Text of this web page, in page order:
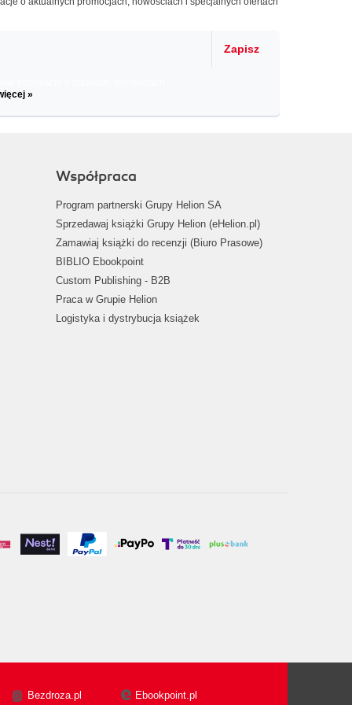
Zapisz
»
Współpraca
Program partnerski Grupy Helion SA
Sprzedawaj książki Grupy Helion (eHelion.pl)
Zamawiaj książki do recenzji (Biuro Prasowe)
BIBLIO Ebookpoint
Custom Publishing - B2B
Praca w Grupie Helion
Logistyka i dystrybucja książek
Bezdroza.pl Ebookpoint.pl